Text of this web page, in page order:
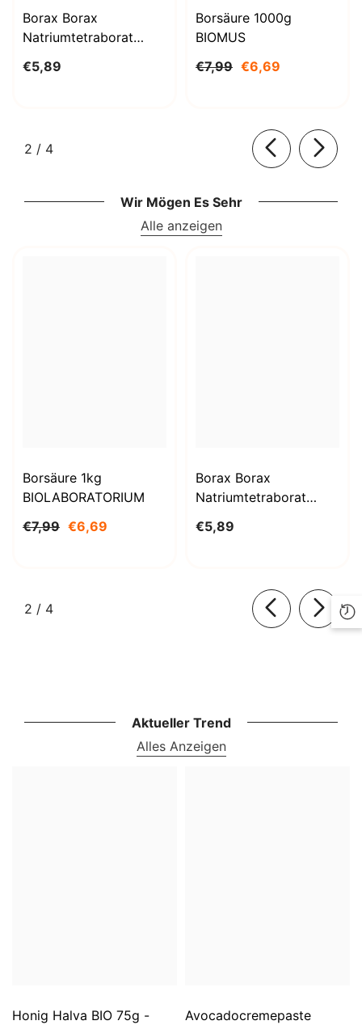
Borax Borax
Natriumtetraborat
STANLAB
€5,89
Borsäure 1000g
BIOMUS
€7,99 €6,69
2 / von
4
Wir Mögen Es Sehr
Alle anzeigen
Borsäure 1kg
BIOLABORATORIUM
€7,99 €6,69
Borax Borax
Natriumtetraborat
BioLaboratorium
€5,89
2 / von
4
Aktueller Trend
Alles Anzeigen
Honig Halva BIO 75g -
Avocadocremepaste